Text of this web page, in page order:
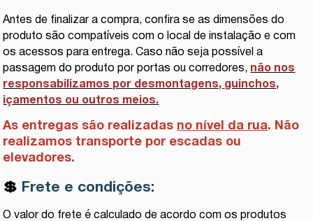
Antes de finalizar a compra, confira se as dimensões do
produto são compatíveis com o local de instalação e com
os acessos para entrega. Caso não seja possível a
passagem do produto por portas ou corredores, não nos
responsabilizamos por desmontagens, guinchos,
içamentos ou outros meios.
As entregas são realizadas no nível da rua. Não
realizamos transporte por escadas ou
elevadores.
💲 Frete e condições:
O valor do frete é calculado de acordo com os produtos